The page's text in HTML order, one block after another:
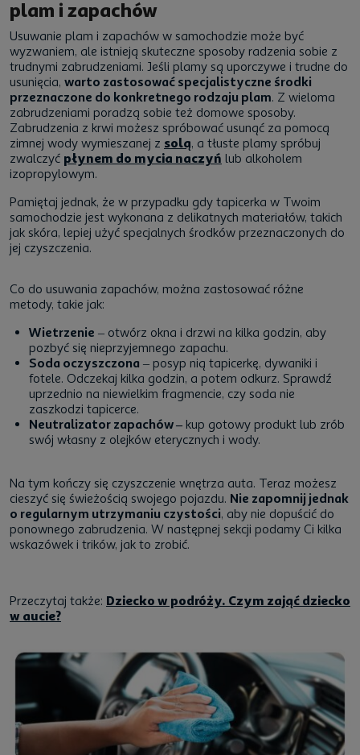
plam i zapachów
Usuwanie plam i zapachów w samochodzie może być
wyzwaniem, ale istnieją skuteczne sposoby radzenia sobie z
trudnymi zabrudzeniami. Jeśli plamy są uporczywe i trudne do
usunięcia, warto zastosować specjalistyczne środki
przeznaczone do konkretnego rodzaju plam. Z wieloma
zabrudzeniami poradzą sobie też domowe sposoby.
Zabrudzenia z krwi możesz spróbować usunąć za pomocą
zimnej wody wymieszanej z solą, a tłuste plamy spróbuj
zwalczyć płynem do mycia naczyń lub alkoholem
izopropylowym.
Pamiętaj jednak, że w przypadku gdy tapicerka w Twoim
samochodzie jest wykonana z delikatnych materiałów, takich
jak skóra, lepiej użyć specjalnych środków przeznaczonych do
jej czyszczenia.
Co do usuwania zapachów, można zastosować różne
metody, takie jak:
Wietrzenie – otwórz okna i drzwi na kilka godzin, aby
pozbyć się nieprzyjemnego zapachu.
Soda oczyszczona – posyp nią tapicerkę, dywaniki i
fotele. Odczekaj kilka godzin, a potem odkurz. Sprawdź
uprzednio na niewielkim fragmencie, czy soda nie
zaszkodzi tapicerce.
Neutralizator zapachów – kup gotowy produkt lub zrób
swój własny z olejków eterycznych i wody.
Na tym kończy się czyszczenie wnętrza auta. Teraz możesz
cieszyć się świeżością swojego pojazdu. Nie zapomnij jednak
o regularnym utrzymaniu czystości, aby nie dopuścić do
ponownego zabrudzenia. W następnej sekcji podamy Ci kilka
wskazówek i trików, jak to zrobić.
Przeczytaj także: Dziecko w podróży. Czym zająć dziecko
w aucie?